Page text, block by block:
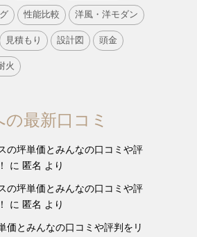
性能比較 洋風・洋モダン
見積もり 設計図 頭金
火
最新口コミ
の坪単価とみんなの口コミや評
に 匿名 より
の坪単価とみんなの口コミや評
に 匿名 より
価とみんなの口コミや評判をリ